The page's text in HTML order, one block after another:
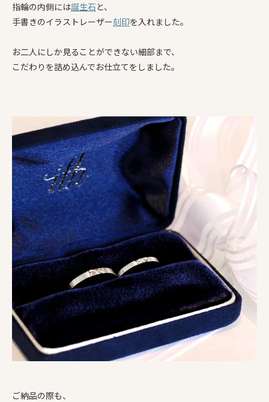
指輪の内側には誕生石と、
手書きのイラストレーザー刻印を入れました。
お二人にしか見ることができない細部まで、
こだわりを詰め込んでお仕立てをしました。
ご納品の際も、